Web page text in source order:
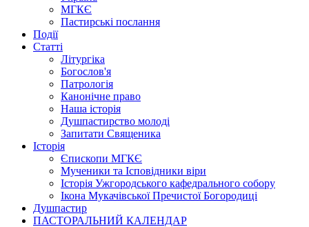
МГКЄ
Пастирські послання
Події
Статті
Літургіка
Богослов'я
Патрологія
Канонічне право
Наша історія
Душпастирство молоді
Запитати Священика
Історія
Єпископи МГКЄ
Мученики та Ісповідники віри
Історія Ужгородського кафедрального собору
Ікона Мукачівської Пречистої Богородиці
Душпастир
ПАСТОРАЛЬНИЙ КАЛЕНДАР